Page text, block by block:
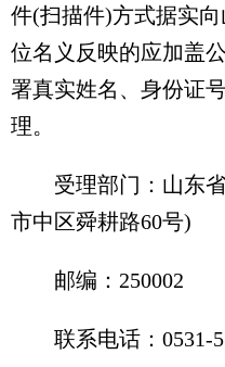
件(扫描件)方式据实
位名义反映的应加盖
署真实姓名、身份证
理。
受理部门：山东省
市中区舜耕路60号)
邮编：250002
联系电话：0531-